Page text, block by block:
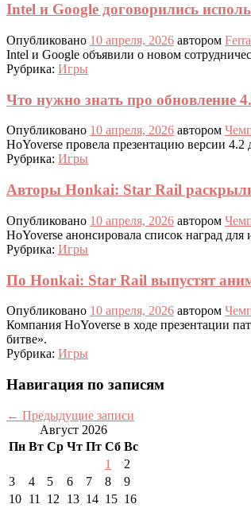
Intel и Google договорились
Опубликовано 10 апреля, 2026 автором
Intel и Google объявили о новом
Рубрика: Игры
Что нужно знать про обновление
Опубликовано 10 апреля, 2026 автором
HoYoverse провела презентацию версии
Рубрика: Игры
Авторы Honkai: Star Rail
Опубликовано 10 апреля, 2026 автором
HoYoverse анонсировала список наград
Рубрика: Игры
По Honkai: Star Rail выпустят
Опубликовано 10 апреля, 2026 автором
Компания HoYoverse в ходе презентации
битве».
Рубрика: Игры
Навигация по записям
← Предыдущие записи
Август 2026
Пн Вт Ср Чт Пт Сб Вс
1
2
3
4 5 6 7 8
9
10 11 12 13 14 15 16